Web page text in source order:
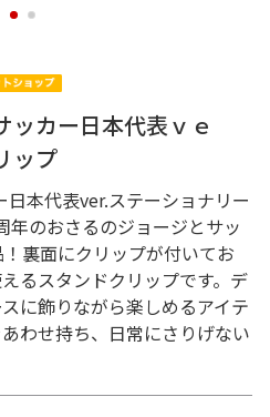
1 2
カー日本代表ｖｅ
ップ
本代表ver.ステーショナリー
年のおさるのジョージとサッ
裏面にクリップが付いてお
るスタンドクリップです。デ
に飾りながら楽しめるアイテ
わせ持ち、日常にさりげない